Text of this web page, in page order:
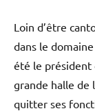
Loin d’être
dans le
été le président
grande halle de
quitter ses